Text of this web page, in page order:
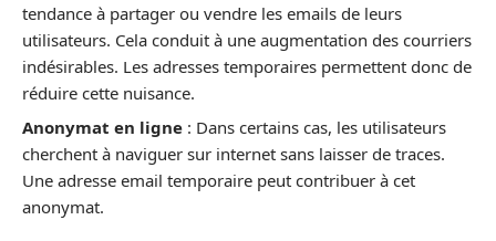
tendance à partager ou vendre les emails de leurs
utilisateurs. Cela conduit à une augmentation des courriers
indésirables. Les adresses temporaires permettent donc de
réduire cette nuisance.
Anonymat en ligne : Dans certains cas, les utilisateurs
cherchent à naviguer sur internet sans laisser de traces.
Une adresse email temporaire peut contribuer à cet
anonymat.